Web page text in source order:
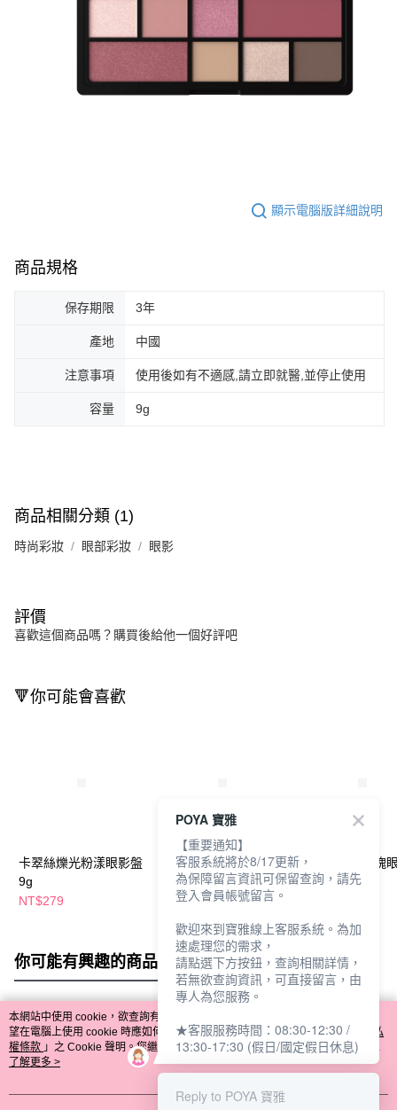
顯示電腦版詳細說明
商品規格
保存期限 3年
產地 中國
注意事項 使用後如有不適感,請立即就醫,並停止使用
容量 9g
商品相關分類 (1)
時尚彩妝 眼部彩妝 眼影
評價
喜歡這個商品嗎？購買後給他一個好評吧
🔻你可能會喜歡
卡翠絲爍光粉漾眼影盤
9g
NT$279
卡翠絲絲絨黑巧眼影盤
NT$279
卡翠絲搖滾玫瑰
9g
你可能有興趣的商品 全站排行
熱門標籤
本網站中使用 cookie，欲查詢有關本網站使用 cookie 方式之詳情，及若您不希
望在電腦上使用 cookie 時應如何變更電腦的 cookie 設定，請參閱本網站「
隱私
權條款 」之 Cookie 聲明。您繼續使用本網站即表示您同意本公司得按本網站使
用條款之 Cookie 聲明使用 cookie。
了解更多 >
POYA 寶雅
【重要通知】
客服系統將於8/17更新，
為保障留言資訊可保留查詢，請先
登入會員帳號留言。
歡迎來到寶雅線上客服系統。為加
速處理您的需求，
請點選下方按鈕，查詢相關詳情，
若無欲查詢資訊，可直接留言，由
專人為您服務。
★客服服務時間：08:30-12:30 /
13:30-17:30 (假日/國定假日休息)
Reply to POYA 寶雅